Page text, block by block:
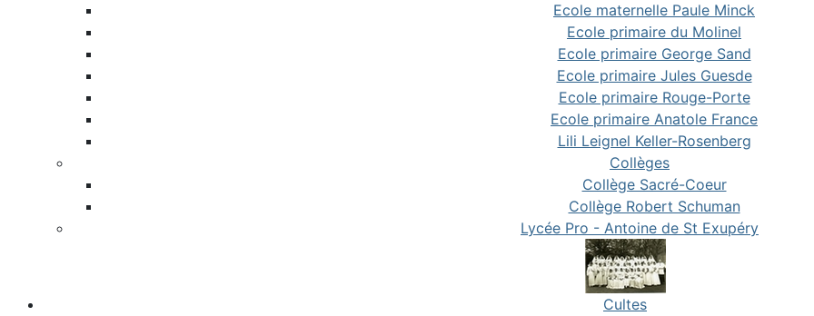
Ecole maternelle Paule Minck
Ecole primaire du Molinel
Ecole primaire George Sand
Ecole primaire Jules Guesde
Ecole primaire Rouge-Porte
Ecole primaire Anatole France
Lili Leignel Keller-Rosenberg
Collèges
Collège Sacré-Coeur
Collège Robert Schuman
Lycée Pro - Antoine de St Exupéry
Cultes